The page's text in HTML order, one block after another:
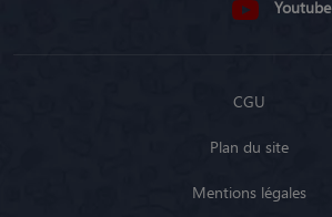
Youtube
CGU
Plan du site
Mentions légales